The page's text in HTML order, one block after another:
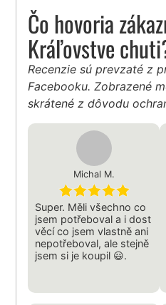
Čo hovoria
Kráľovstve
Recenzie sú prevzaté z
Facebooku. Zobrazené
skrátené z dôvodu
Michal M.
Super. Měli všechno co
jsem potřeboval a i dost
věcí co jsem vlastně ani
nepotřeboval, ale stejně
jsem si je koupil 😃.